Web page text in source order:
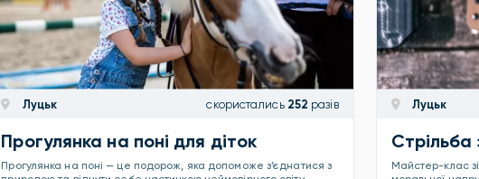
Луцьк скористались 252 разів
Прогулянка на поні для діток
Прогулянка на поні — це подорож, яка допоможе з’єднатися з
Луцьк
Стрільба
Майстер-клас